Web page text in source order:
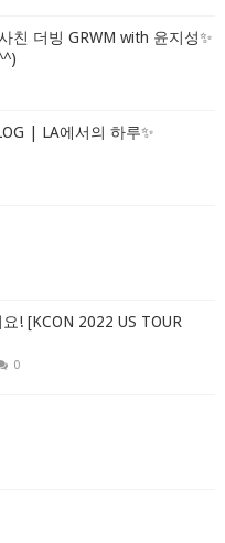
친 더빙 GRWM with 윤지성✨
| LA에서의 하루✨
! [KCON 2022 US TOUR
0